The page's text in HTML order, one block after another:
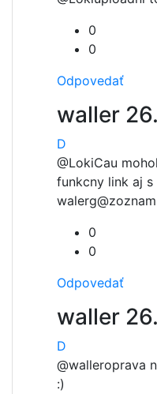
0
0
Odpovedať
waller
D
@LokiCau
funkcny link aj
0
0
Odpovedať
waller
D
@walleroprava
:)